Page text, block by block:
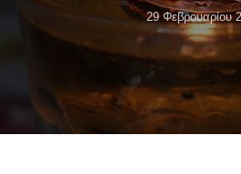
29 Φεβρουαρίου